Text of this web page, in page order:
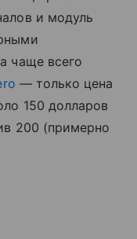
и модуль
чаще всего
— только цена
150 долларов
200 (примерно